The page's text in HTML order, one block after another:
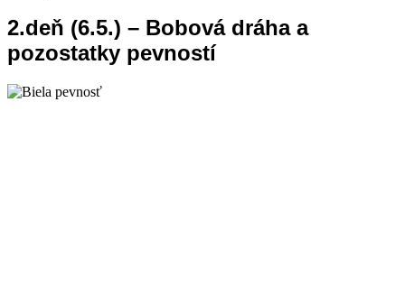
2.deň (6.5.) – Bobová dráha a
pozostatky pevností